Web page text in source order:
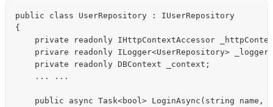
public class UserRepository : IUserRepository
{
private readonly IHttpContextAccessor
    privare readonly ILogger<UserRepository> _logger;
    private readonly DBContext _context;
    ... ...
public async Task<bool> LoginAsync(string name,